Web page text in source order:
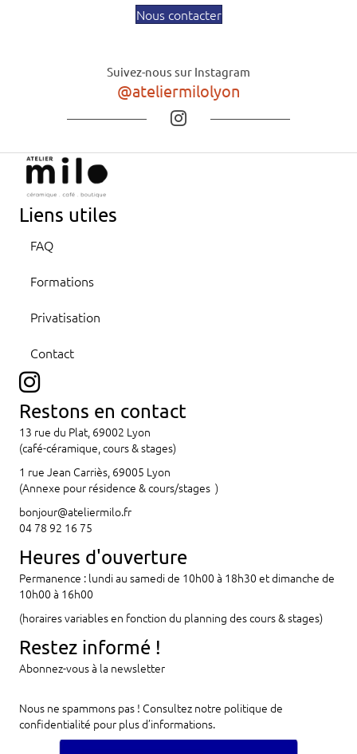
Nous contacter
Suivez-nous sur Instagram
@ateliermilolyon
Liens utiles
FAQ
Formations
Privatisation
Contact
Restons en contact
13 rue du Plat, 69002 Lyon
(café-céramique, cours & stages)
1 rue Jean Carriès, 69005 Lyon
(Annexe pour résidence & cours/stages )
bonjour@ateliermilo.fr
04 78 92 16 75
Heures d'ouverture
Permanence : lundi au samedi de 10h00 à 18h30 et dimanche de
10h00 à 16h00
(horaires variables en fonction du planning des cours & stages)
Restez informé !
Abonnez-vous à la newsletter
Nous ne spammons pas ! Consultez notre politique de
confidentialité pour plus d’informations.